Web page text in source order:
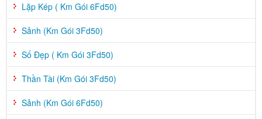
Lặp Kép ( Km Gói 6Fd50)
Sảnh (Km Gói 3Fd50)
Số Đẹp ( Km Gói 3Fd50)
Thần Tài (Km Gói 3Fd50)
Sảnh (Km Gói 6Fd50)